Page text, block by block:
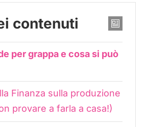
contenuti
per grappa e cosa si può
Finanza sulla produzione
provare a farla a casa!)